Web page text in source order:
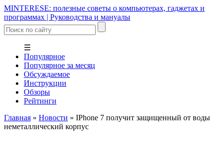
MINTERESE: полезные советы о компьютерах, гаджетах и
программах | Руководства и мануалы
☰
Популярное
Популярное за месяц
Обсуждаемое
Инструкции
Обзоры
Рейтинги
Главная » Новости » IPhone 7 получит защищенный от воды
неметаллический корпус